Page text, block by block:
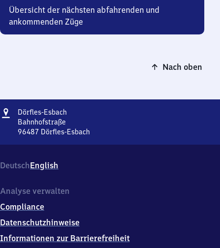
Übersicht der nächsten abfahrenden und
ankommenden Züge
Nach oben
Adresse
Dörfles-Esbach
Bahnhofstraße
96487 Dörfles-Esbach
Bahnhofstraße,
9
4
7
Dörfles-
DeutschEnglish
Analyse verwalten
Compliance
Datenschutzhinweise
Informationen zur Barrierefreiheit